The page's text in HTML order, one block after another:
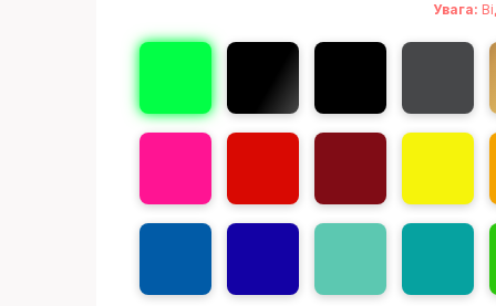
Увага: